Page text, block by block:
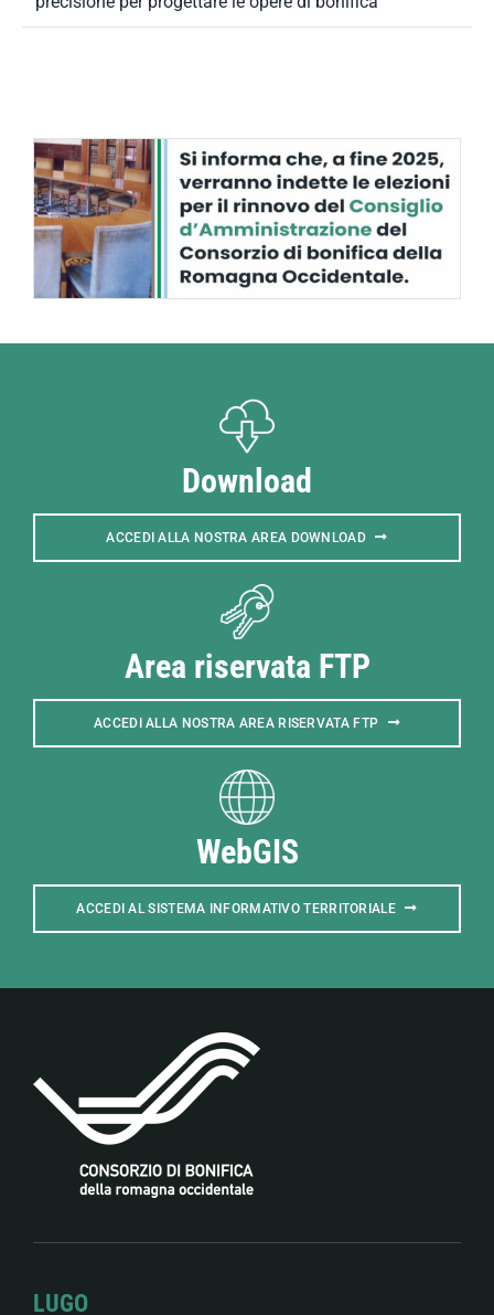
Download
ACCEDI ALLA NOSTRA AREA DOWNLOAD
Area riservata FTP
ACCEDI ALLA NOSTRA AREA RISERVATA FTP
WebGIS
ACCEDI AL SISTEMA INFORMATIVO TERRITORIALE
LUGO